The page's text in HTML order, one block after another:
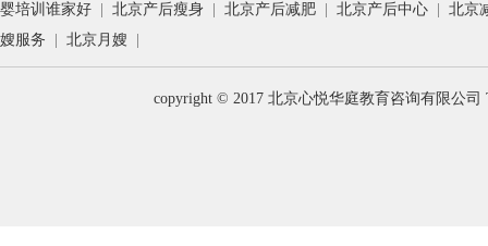
婴培训谁家好
北京产后瘦身 北京产后减肥 北京产后中心
北京
嫂服务
北京月嫂
copyright © 2017 北京心悦华庭教育咨询有限公司